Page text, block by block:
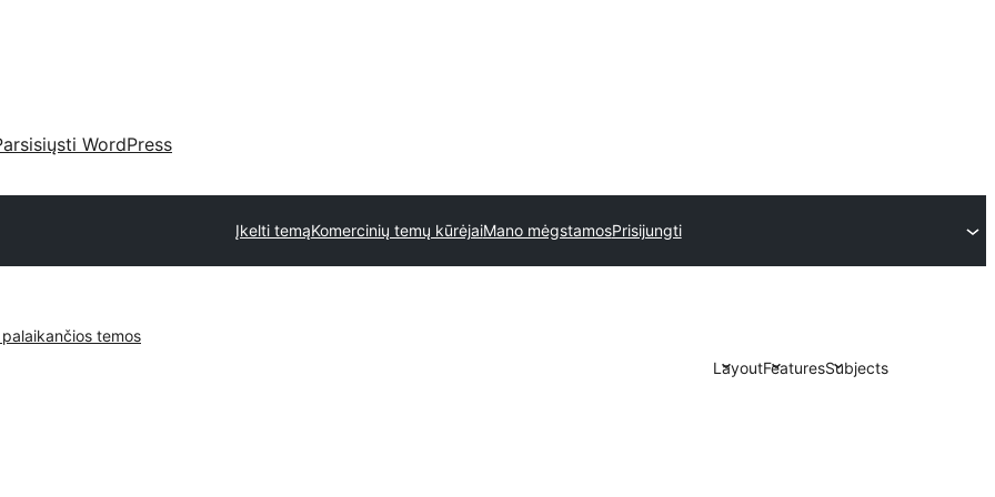
WordPress
Įkelti temąKomercinių temų kūrėjaiMano mėgstamosPrisijungti
palaikančios temos
LayoutFeaturesSubjects